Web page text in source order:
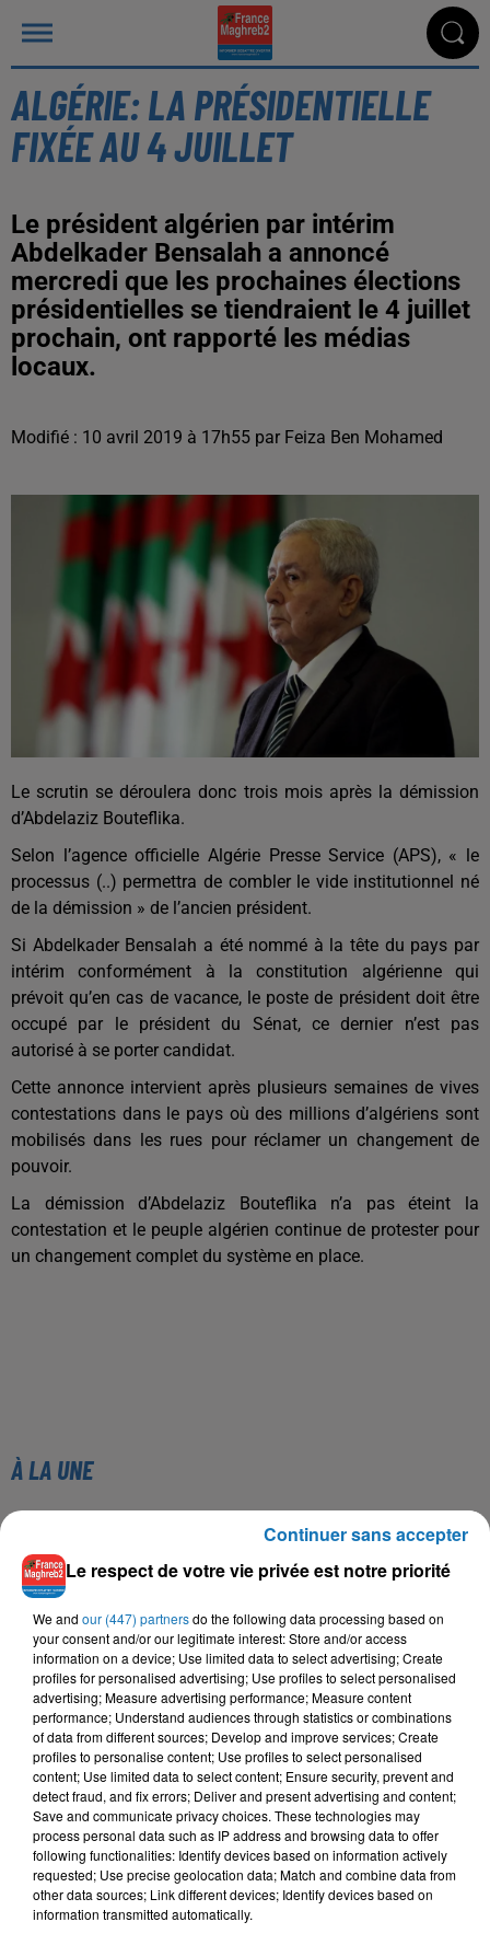
ALGÉRIE: LA PRÉSIDENTIELLE
FIXÉE AU 4 JUILLET
Le président algérien par intérim
Abdelkader Bensalah a annoncé
mercredi que les prochaines élections
présidentielles se tiendraient le 4 juillet
prochain, ont rapporté les médias
locaux.
Modifié : 10 avril 2019 à 17h55 par Feiza Ben Mohamed
Le scrutin se déroulera donc trois mois après la démission
d’Abdelaziz Bouteflika.
Selon l’agence officielle Algérie Presse Service (APS), « le
processus (..) permettra de combler le vide institutionnel né
de la démission » de l’ancien président.
Si Abdelkader Bensalah a été nommé à la tête du pays par
intérim conformément à la constitution algérienne qui
prévoit qu’en cas de vacance, le poste de président doit être
occupé par le président du Sénat, ce dernier n’est pas
autorisé à se porter candidat.
Cette annonce intervient après plusieurs semaines de vives
contestations dans le pays où des millions d’algériens sont
mobilisés dans les rues pour réclamer un changement de
pouvoir.
La démission d’Abdelaziz Bouteflika n’a pas éteint la
contestation et le peuple algérien continue de protester pour
un changement complet du système en place.
À LA UNE
Baya: La Muse Algérienne Qui a Charmé le Monde
31 décembre 2025
Une CAN bien lancée entre cérémonial,
confirmations et démonstrations
22 décembre 2025
Couscous de saison : marché local et cuisine du
Maghreb
Le respect de votre vie privée est notre priorité
We and our (447) partnersdo the following data processing based on
your consent and/or our legitimate interest: Store and/or access
information on a device; Use limited data to select advertising; Create
profiles for personalised advertising; Use profiles to select personalised
advertising; Measure advertising performance; Measure content
performance; Understand audiences through statistics or combinations
of data from different sources; Develop and improve services; Create
profiles to personalise content; Use profiles to select personalised
content; Use limited data to select content; Ensure security, prevent and
detect fraud, and fix errors; Deliver and present advertising and content;
Save and communicate privacy choices. These technologies may
process personal data such as IP address and browsing data to offer
following functionalities: Identify devices based on information actively
requested; Use precise geolocation data; Match and combine data from
other data sources; Link different devices; Identify devices based on
information transmitted automatically.
Continuer sans accepter